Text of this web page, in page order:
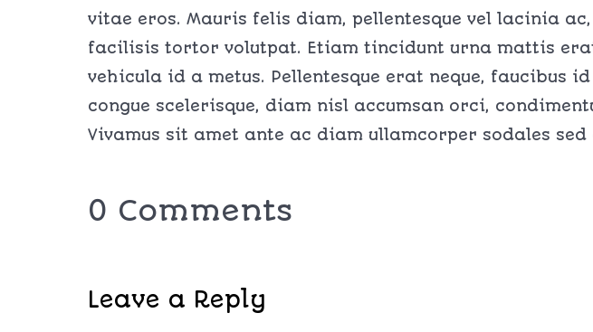
vitae eros. Mauris felis diam, pellentesque vel lacinia
facilisis tortor volutpat. Etiam tincidunt urna mattis
vehicula id a metus. Pellentesque erat neque, faucibus
congue scelerisque, diam nisl accumsan orci,
Vivamus sit amet ante ac diam ullamcorper sodales sed
0 Comments
Leave a Reply